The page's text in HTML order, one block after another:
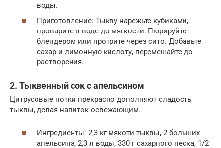
воды.
Приготовление: Тыкву нарежьте кубиками,
проварите в воде до мягкости. Пюрируйте
блендером или протрите через сито. Добавьте
сахар и лимонную кислоту, перемешайте до
растворения.
2. Тыквенный сок с апельсином
Цитрусовые нотки прекрасно дополняют сладость
тыквы, делая напиток освежающим.
Ингредиенты: 2,3 кг мякоти тыквы, 2 больших
апельсина, 2,3 л воды, 330 г сахарного песка, 1/2